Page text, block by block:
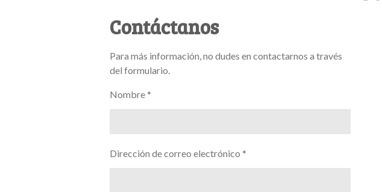
Contáctanos
Para más información, no dudes en contactarnos a través
del formulario.
Nombre *
Dirección de correo electrónico *